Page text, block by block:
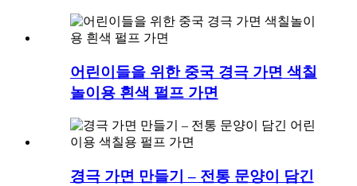
어린이들을 위한 중국 경극 가면 색칠
놀이용 흰색 펄프 가면
경극 가면 만들기 – 전통 문양이 담긴